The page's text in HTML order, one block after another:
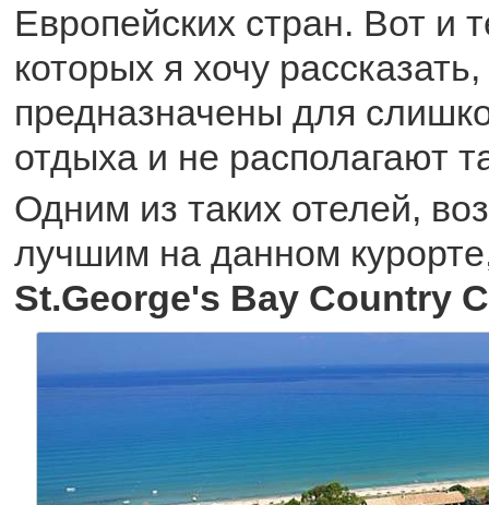
Европейских стран. Вот и
которых я хочу
предназначены для
отдыха и не располагают
Одним из таких отелей,
лучшим на данном
St.George's Bay Country